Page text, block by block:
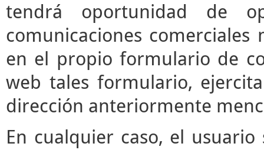
tendrá oportunidad de
comunicaciones
en el propio formulario de
web tales formulario,
dirección anteriormente
En cualquier caso, el